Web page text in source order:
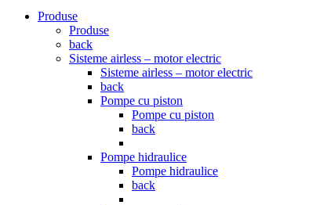
Produse
Produse
back
Sisteme airless – motor electric
Sisteme airless – motor electric
back
Pompe cu piston
Pompe cu piston
back
Pompe hidraulice
Pompe hidraulice
back